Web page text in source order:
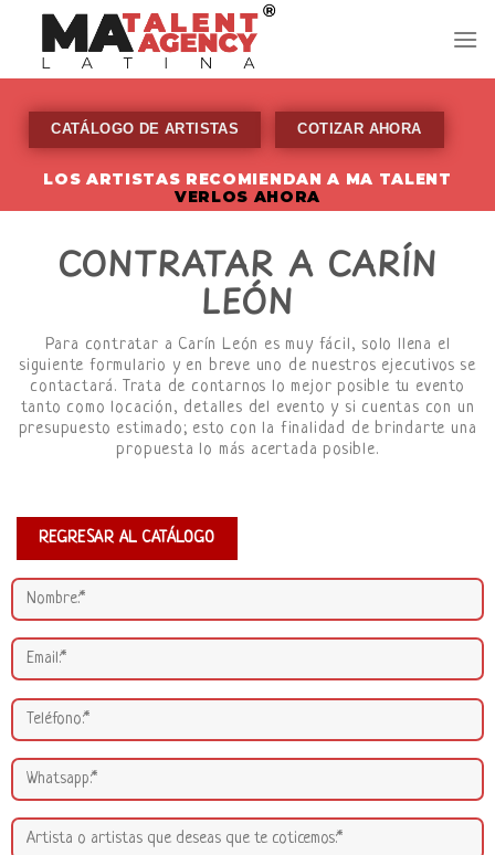
content
CATÁLOGO DE ARTISTAS COTIZAR AHORA
LOS ARTISTAS RECOMIENDAN A MA TALENT
VERLOS AHORA
CONTRATAR A CARÍN
LEÓN
Para contratar a Carín León es muy fácil, solo llena el
siguiente formulario y en breve uno de nuestros ejecutivos se
contactará. Trata de contarnos lo mejor posible tu evento
tanto como locación, detalles del evento y si cuentas con un
presupuesto estimado; esto con la finalidad de brindarte una
propuesta lo más acertada posible.
REGRESAR AL CATÁLOGO